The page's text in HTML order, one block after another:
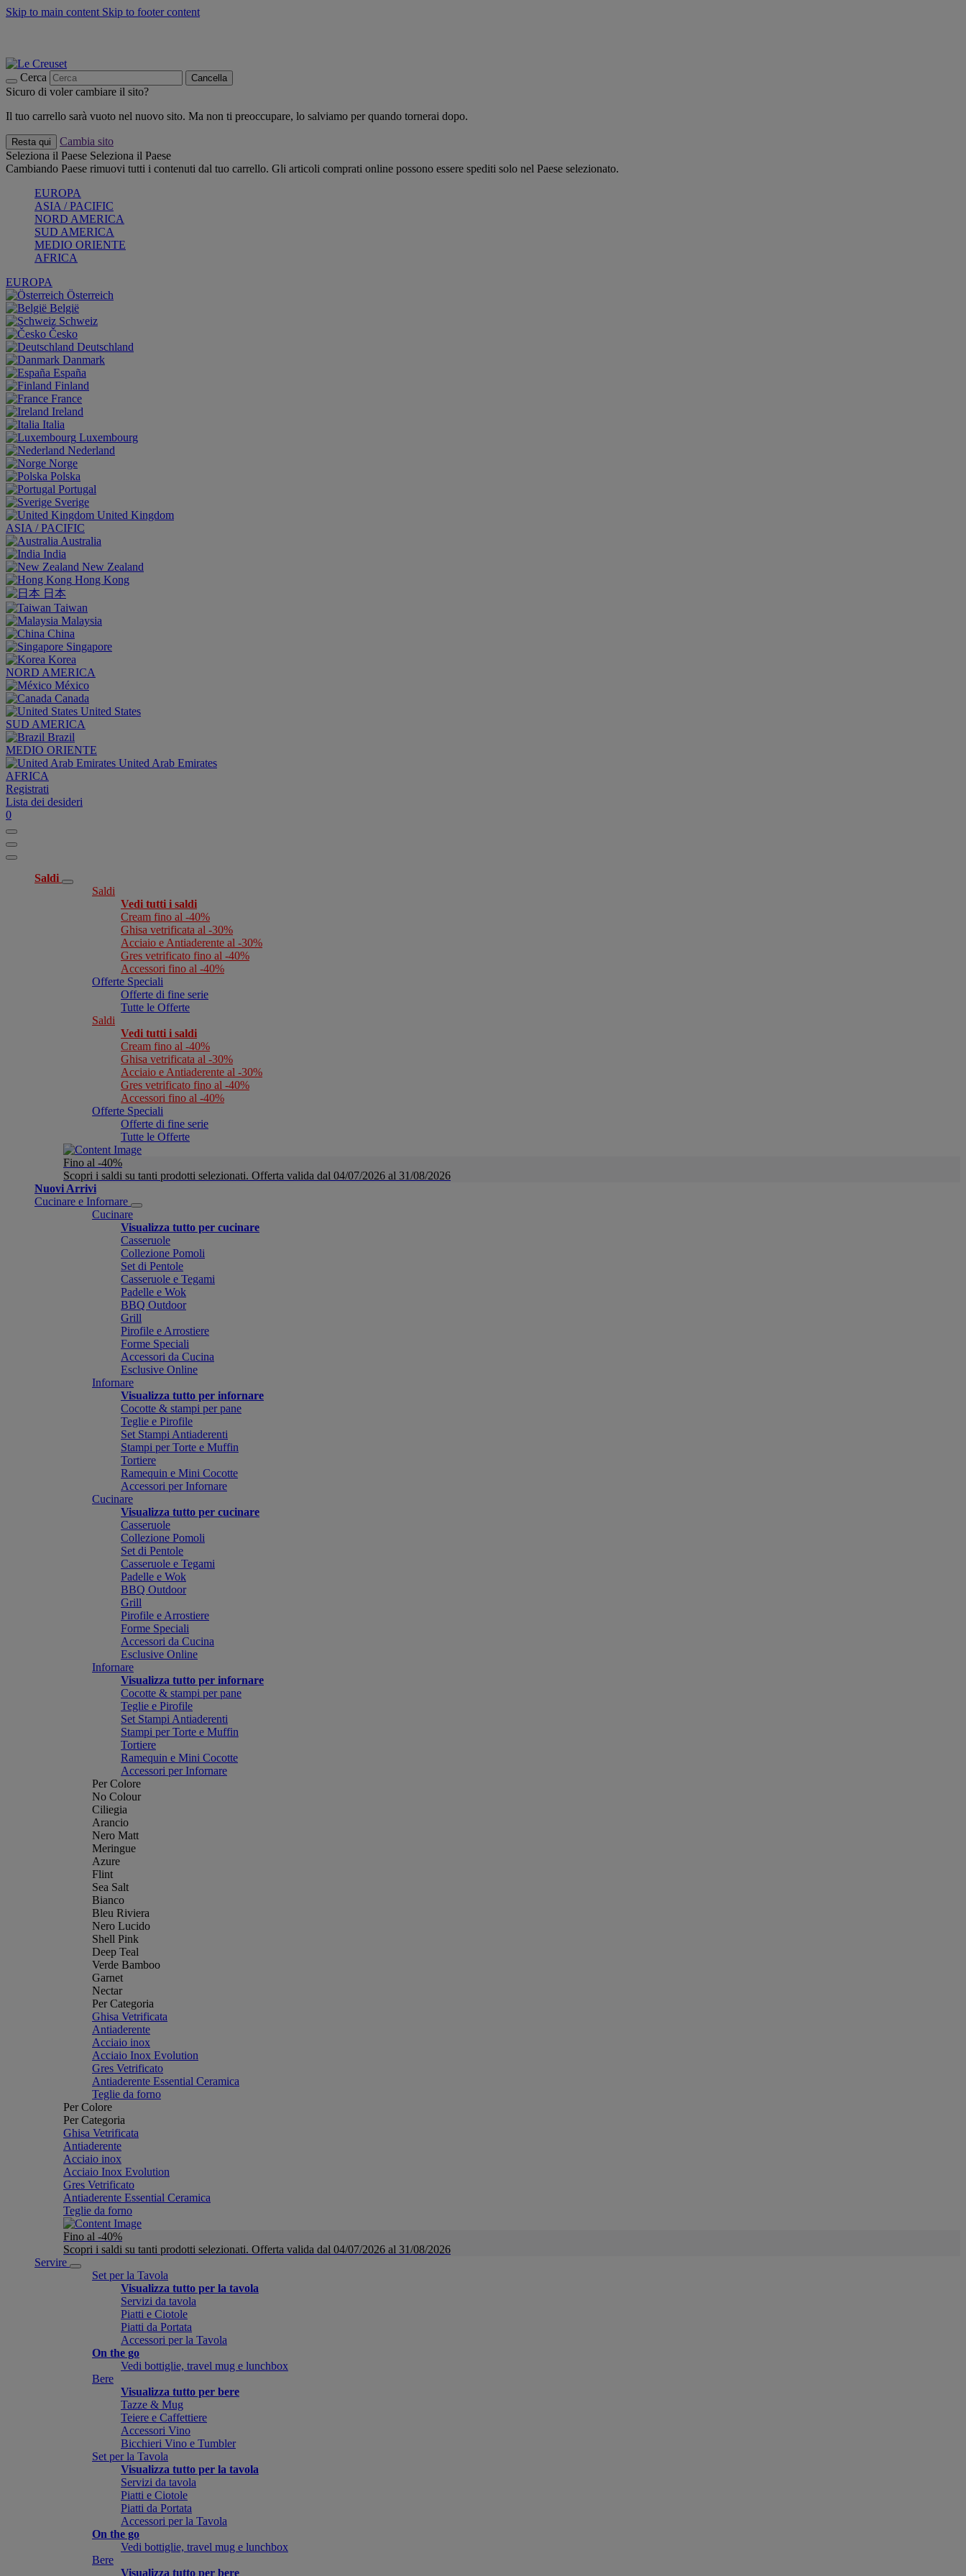
Skip to main content Skip to footer content
Cerca Cancella
Sicuro di voler cambiare il sito?
Il tuo carrello sarà vuoto nel nuovo sito. Ma non ti preoccupare, lo salviamo per quando tornerai dopo.
Resta qui
Cambia sito
Seleziona il Paese Seleziona il Paese
Cambiando Paese rimuovi tutti i contenuti dal tuo carrello. Gli articoli comprati online possono essere spediti solo nel Paese selezionato.
EUROPA
ASIA / PACIFIC
NORD AMERICA
SUD AMERICA
MEDIO ORIENTE
AFRICA
EUROPA
Österreich
België
Schweiz
Česko
Deutschland
Danmark
España
Finland
France
Ireland
Italia
Luxembourg
Nederland
Norge
Polska
Portugal
Sverige
United Kingdom
ASIA / PACIFIC
Australia
India
New Zealand
Hong Kong
日本
Taiwan
Malaysia
China
Singapore
Korea
NORD AMERICA
México
Canada
United States
SUD AMERICA
Brazil
MEDIO ORIENTE
United Arab Emirates
AFRICA
Registrati
Lista dei desideri
0
Saldi
Saldi
Vedi tutti i saldi
Cream fino al -40%
Ghisa vetrificata al -30%
Acciaio e Antiaderente al -30%
Gres vetrificato fino al -40%
Accessori fino al -40%
Offerte Speciali
Offerte di fine serie
Tutte le Offerte
Saldi
Vedi tutti i saldi
Cream fino al -40%
Ghisa vetrificata al -30%
Acciaio e Antiaderente al -30%
Gres vetrificato fino al -40%
Accessori fino al -40%
Offerte Speciali
Offerte di fine serie
Tutte le Offerte
Fino al -40%
Scopri i saldi su tanti prodotti selezionati. Offerta valida dal 04/07/2026 al 31/08/2026
Nuovi Arrivi
Cucinare e Infornare
Cucinare
Visualizza tutto per cucinare
Casseruole
Collezione Pomoli
Set di Pentole
Casseruole e Tegami
Padelle e Wok
BBQ Outdoor
Grill
Pirofile e Arrostiere
Forme Speciali
Accessori da Cucina
Esclusive Online
Infornare
Visualizza tutto per infornare
Cocotte & stampi per pane
Teglie e Pirofile
Set Stampi Antiaderenti
Stampi per Torte e Muffin
Tortiere
Ramequin e Mini Cocotte
Accessori per Infornare
Cucinare
Visualizza tutto per cucinare
Casseruole
Collezione Pomoli
Set di Pentole
Casseruole e Tegami
Padelle e Wok
BBQ Outdoor
Grill
Pirofile e Arrostiere
Forme Speciali
Accessori da Cucina
Esclusive Online
Infornare
Visualizza tutto per infornare
Cocotte & stampi per pane
Teglie e Pirofile
Set Stampi Antiaderenti
Stampi per Torte e Muffin
Tortiere
Ramequin e Mini Cocotte
Accessori per Infornare
Per Colore
No Colour
Ciliegia
Arancio
Nero Matt
Meringue
Azure
Flint
Sea Salt
Bianco
Bleu Riviera
Nero Lucido
Shell Pink
Deep Teal
Verde Bamboo
Garnet
Nectar
Per Categoria
Ghisa Vetrificata
Antiaderente
Acciaio inox
Acciaio Inox Evolution
Gres Vetrificato
Antiaderente Essential Ceramica
Teglie da forno
Per Colore
Per Categoria
Ghisa Vetrificata
Antiaderente
Acciaio inox
Acciaio Inox Evolution
Gres Vetrificato
Antiaderente Essential Ceramica
Teglie da forno
Fino al -40%
Scopri i saldi su tanti prodotti selezionati. Offerta valida dal 04/07/2026 al 31/08/2026
Servire
Set per la Tavola
Visualizza tutto per la tavola
Servizi da tavola
Piatti e Ciotole
Piatti da Portata
Accessori per la Tavola
On the go
Vedi bottiglie, travel mug e lunchbox
Bere
Visualizza tutto per bere
Tazze & Mug
Teiere e Caffettiere
Accessori Vino
Bicchieri Vino e Tumbler
Set per la Tavola
Visualizza tutto per la tavola
Servizi da tavola
Piatti e Ciotole
Piatti da Portata
Accessori per la Tavola
On the go
Vedi bottiglie, travel mug e lunchbox
Bere
Visualizza tutto per bere